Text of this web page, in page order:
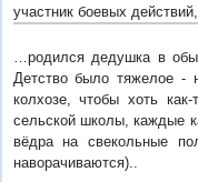
участник боевых
…родился дедушка в
Детство было тяжелое -
колхозе, чтобы хоть
сельской школы, каждые
вёдра на свекольные
наворачиваются)..